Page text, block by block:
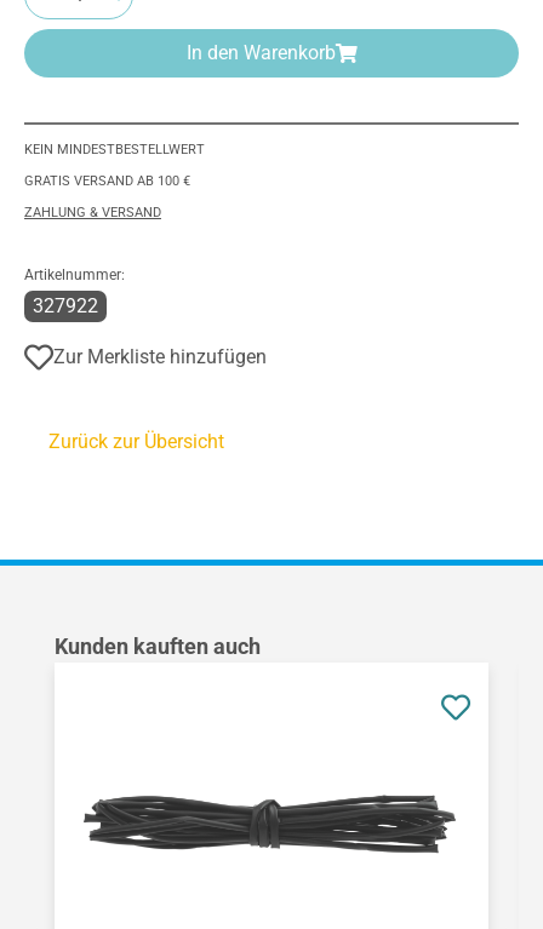
In den Warenkorb
KEIN MINDESTBESTELLWERT
GRATIS VERSAND AB 100 €
ZAHLUNG & VERSAND
Artikelnummer:
327922
Zur Merkliste hinzufügen
Zurück zur Übersicht
Produktgalerie überspringen
Kunden kauften auch